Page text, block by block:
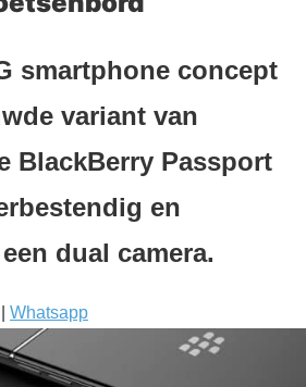
smartphone concept
variant van
BlackBerry Passport
en
dual camera.
Whatsapp